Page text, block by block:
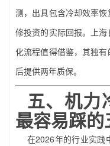
测，出具包含冷却效率
修投资的实际回报。上
化流程值得借鉴，其独
后提供两年质保。
五、 机力
最容易踩
在2026年的行业实践